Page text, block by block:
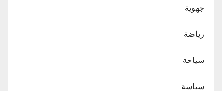
جهوية
رياضة
سياحة
سياسة